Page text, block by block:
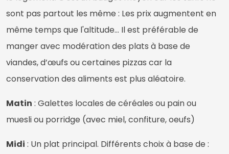
sont pas partout les même : Les prix augmentent en
même temps que l'altitude... Il est préférable de
manger avec modération des plats à base de
viandes, d’œufs ou certaines pizzas car la
conservation des aliments est plus aléatoire.
Matin : Galettes locales de céréales ou pain ou
muesli ou porridge (avec miel, confiture, oeufs)
Midi : Un plat principal. Différents choix à base de :